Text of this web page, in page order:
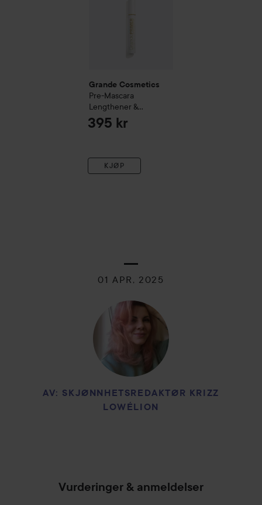
Grande Cosmetics
Pre-Mascara
Lengthener &
Thickener 9,5ml
395 kr
KJØP
01 APR, 2025
AV: SKJØNNHETSREDAKTØR KRIZZ
LOWÉLION
Vurderinger & anmeldelser